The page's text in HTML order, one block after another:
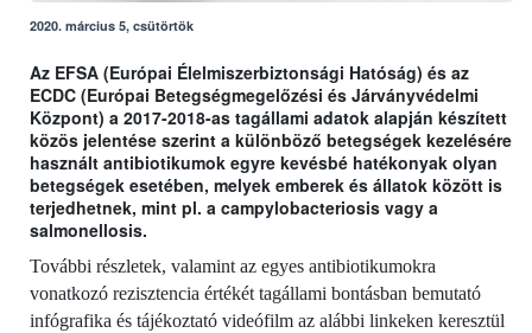
2020. március 5, csütörtök
Az EFSA (Európai Élelmiszerbiztonsági Hatóság) és az
ECDC (Európai Betegségmegelőzési és Járványvédelmi
Központ) a 2017-2018-as tagállami adatok alapján készített
közös jelentése szerint a különböző betegségek kezelésére
használt antibiotikumok egyre kevésbé hatékonyak olyan
betegségek esetében, melyek emberek és állatok között is
terjedhetnek, mint pl. a campylobacteriosis vagy a
salmonellosis.
További részletek, valamint az egyes antibiotikumokra
vonatkozó rezisztencia értékét tagállami bontásban bemutató
infógrafika és tájékoztató videófilm az alábbi linkeken keresztül